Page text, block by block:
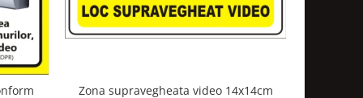
Zona supravegheata video 14x14cm